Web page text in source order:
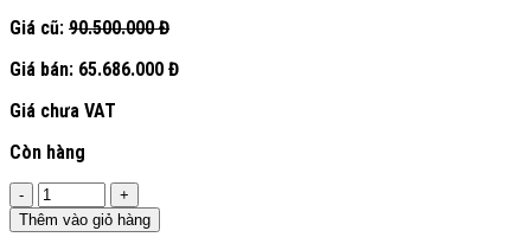
Giá cũ: 90.500.000 Đ
Giá bán: 65.686.000 Đ
Giá chưa VAT
Còn hàng
Số
lượng
Thêm vào giỏ hàng